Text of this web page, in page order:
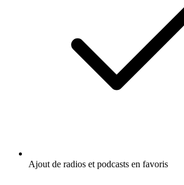
Ajout de radios et podcasts en favoris